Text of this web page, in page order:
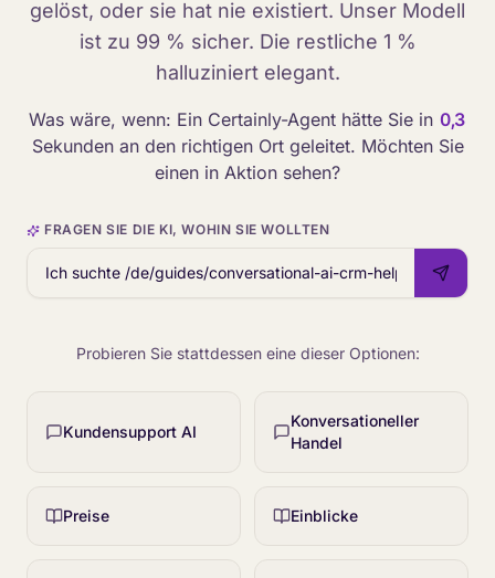
gelöst, oder sie hat nie existiert. Unser Modell
ist zu 99 % sicher. Die restliche 1 %
halluziniert elegant.
Was wäre, wenn: Ein Certainly-Agent hätte Sie in 0,3
Sekunden an den richtigen Ort geleitet. Möchten Sie
einen in Aktion sehen?
FRAGEN SIE DIE KI, WOHIN SIE WOLLTEN
Probieren Sie stattdessen eine dieser Optionen:
Kundensupport AI
Konversationeller
Handel
Preise Einblicke